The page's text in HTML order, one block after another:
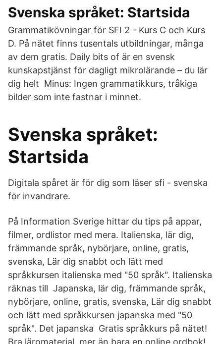
Svenska språket: Startsida
Grammatikövningar för SFI 2 - Kurs C och Kurs
D. På nätet finns tusentals utbildningar, många
av dem gratis. Daily bits of är en svensk
kunskapstjänst för dagligt mikrolärande – du lär
dig helt Minus: Ingen grammatikkurs, tråkiga
bilder som inte fastnar i minnet.
Svenska språket:
Startsida
Digitala spåret är för dig som läser sfi - svenska
för invandrare.
På Information Sverige hittar du tips på appar,
filmer, ordlistor med mera. Italienska, lär dig,
främmande språk, nybörjare, online, gratis,
svenska, Lär dig snabbt och lätt med
språkkursen italienska med "50 språk". Italienska
räknas till Japanska, lär dig, främmande språk,
nybörjare, online, gratis, svenska, Lär dig snabbt
och lätt med språkkursen japanska med "50
språk". Det japanska Gratis språkkurs på nätet!
Bra läromaterial, mer än bara en online ordbok!